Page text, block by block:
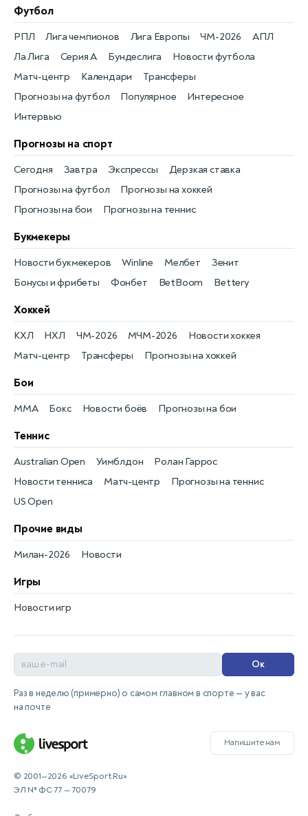
Футбол
Новости футбола
РПЛ
Матч-центр
Лига чемпионов
Календари
Лига Европы
Трансферы
ЧМ-2026
Прогнозы на футбол
АПЛ
Популярное
Ла Лига
Интересное
Серия А
Интервью
Бундеслига
Прогнозы на спорт
Прогнозы на футбол
Сегодня
Прогнозы на хоккей
Завтра
Прогнозы на бои
Экспрессы
Прогнозы на теннис
Дерзкая ставка
Букмекеры
Бонусы и фрибеты
Новости букмекеров
Фонбет
Winline
BetBoom
Мелбет
Bettery
Зенит
Хоккей
Новости хоккея
КХЛ
Матч-центр
НХЛ
Трансферы
ЧМ-2026
Прогнозы на хоккей
МЧМ-2026
Бои
Новости боёв
MMA Прогнозы на бои
Бокс
Теннис
Новости тенниса
Australian Open
Матч-центр
Уимблдон
Прогнозы на теннис
Ролан Гаррос
US Open
Прочие виды
Новости
Милан-2026
Игры
Новости игр
Ок
Раз в неделю (примерно) о самом главном в спорте — у вас
на почте
Напишите нам
© 2001—2026 «LiveSport.Ru»
ЭЛ № ФС 77 — 70079